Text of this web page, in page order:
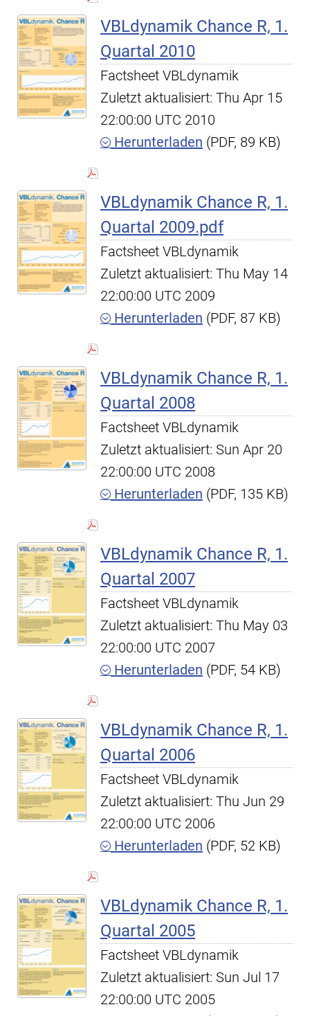
VBLdynamik Chance R, 1.
Quartal 2010
Factsheet VBLdynamik
Zuletzt aktualisiert: Thu Apr 15
22:00:00 UTC 2010
Herunterladen (PDF, 89 KB)
VBLdynamik Chance R, 1.
Quartal 2009.pdf
Factsheet VBLdynamik
Zuletzt aktualisiert: Thu May 14
22:00:00 UTC 2009
Herunterladen (PDF, 87 KB)
VBLdynamik Chance R, 1.
Quartal 2008
Factsheet VBLdynamik
Zuletzt aktualisiert: Sun Apr 20
22:00:00 UTC 2008
Herunterladen (PDF, 135 KB)
VBLdynamik Chance R, 1.
Quartal 2007
Factsheet VBLdynamik
Zuletzt aktualisiert: Thu May 03
22:00:00 UTC 2007
Herunterladen (PDF, 54 KB)
VBLdynamik Chance R, 1.
Quartal 2006
Factsheet VBLdynamik
Zuletzt aktualisiert: Thu Jun 29
22:00:00 UTC 2006
Herunterladen (PDF, 52 KB)
VBLdynamik Chance R, 1.
Quartal 2005
Factsheet VBLdynamik
Zuletzt aktualisiert: Sun Jul 17
22:00:00 UTC 2005